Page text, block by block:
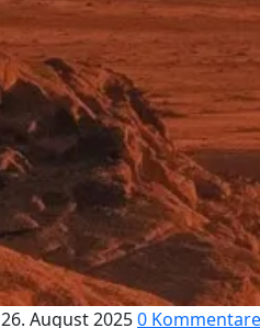
26. August 20250 Kommentare